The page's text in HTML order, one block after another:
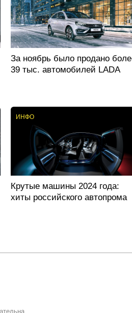
За ноябрь было продано
39 тыс. автомобилей LADA
ИНФО
Крутые машины 2024 года:
хиты российского автопрома